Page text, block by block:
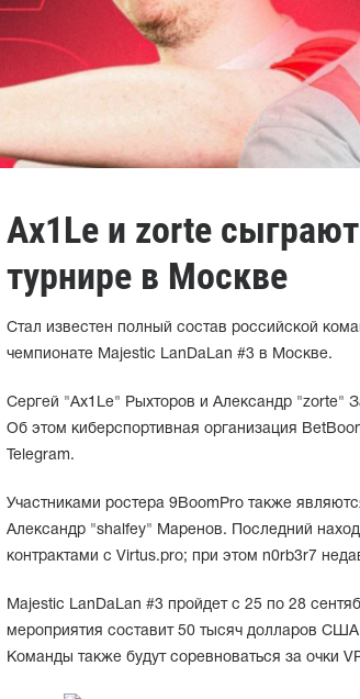
Ax1Le и zorte
турнире в Москве
Стал известен полный состав российской
чемпионате Majestic LanDaLan #3 в Москве.
Сергей "Ax1Le" Рыхторов и Александр "zorte"
Об этом киберспортивная организация
Telegram.
Участниками ростера 9BoomPro также
Александр "shalfey" Маренов. Последний
контрактами с Virtus.pro; при этом n0rb3r7
Majestic LanDaLan #3 пройдет с 25 по 28
мероприятия составит 50 тысяч долларов
Команды также будут соревноваться за очки